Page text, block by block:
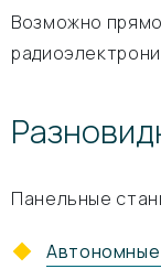
Возможно
Панельные